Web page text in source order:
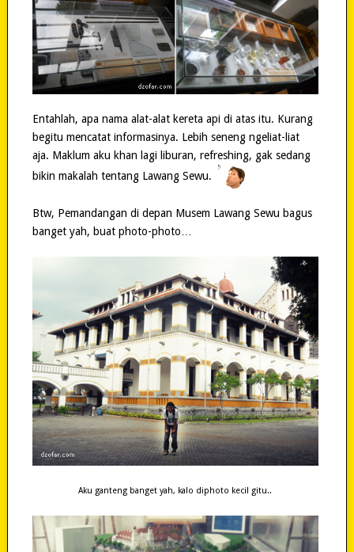
Entahlah, apa nama alat-alat kereta api di atas itu. Kurang
begitu mencatat informasinya. Lebih seneng ngeliat-liat
aja. Maklum aku khan lagi liburan, refreshing, gak sedang
bikin makalah tentang Lawang Sewu.
Btw, Pemandangan di depan Musem Lawang Sewu bagus
banget yah, buat photo-photo…
Aku ganteng banget yah, kalo diphoto kecil gitu..